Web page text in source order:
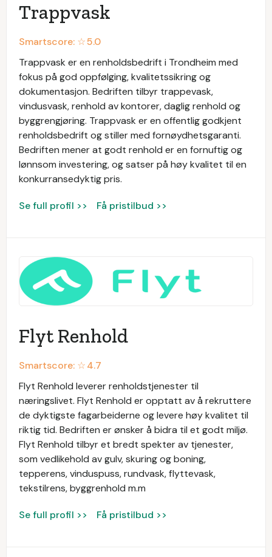
Trappvask
Smartscore: ☆5.0
Trappvask er en renholdsbedrift i Trondheim med
fokus på god oppfølging, kvalitetssikring og
dokumentasjon. Bedriften tilbyr trappevask,
vindusvask, renhold av kontorer, daglig renhold og
byggrengjøring. Trappvask er en offentlig godkjent
renholdsbedrift og stiller med fornøydhetsgaranti.
Bedriften mener at godt renhold er en fornuftig og
lønnsom investering, og satser på høy kvalitet til en
konkurransedyktig pris.
Se full profil >> Få pristilbud >>
Flyt Renhold
Smartscore: ☆4.7
Flyt Renhold leverer renholdstjenester til
næringslivet. Flyt Renhold er opptatt av å rekruttere
de dyktigste fagarbeiderne og levere høy kvalitet til
riktig tid. Bedriften er ønsker å bidra til et godt miljø.
Flyt Renhold tilbyr et bredt spekter av tjenester,
som vedlikehold av gulv, skuring og boning,
tepperens, vinduspuss, rundvask, flyttevask,
tekstilrens, byggrenhold m.m
Se full profil >> Få pristilbud >>